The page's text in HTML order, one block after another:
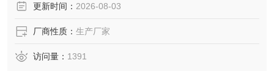
更新时间： 2026-08-03
厂商性质： 生产厂家
访问量： 1391